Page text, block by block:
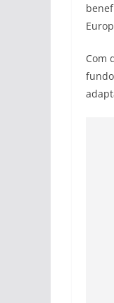
Com